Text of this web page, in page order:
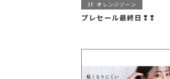
3F オレンジゾーン
プレセール最終日❢❢